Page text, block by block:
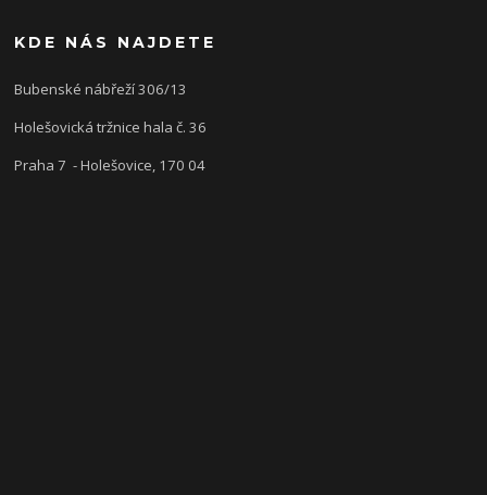
KDE NÁS NAJDETE
Bubenské nábřeží 306/13
Holešovická tržnice hala č. 36
Praha 7 - Holešovice, 170 04